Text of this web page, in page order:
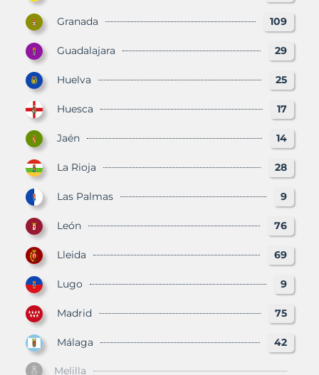
Granada 109
Guadalajara 29
Huelva 25
Huesca 17
Jaén 14
La Rioja 28
Las Palmas 9
León 76
Lleida 69
Lugo 9
Madrid 75
Málaga 42
Melilla